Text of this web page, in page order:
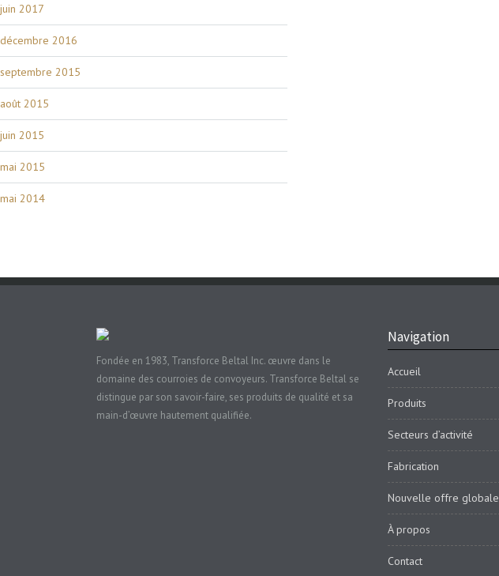
juin 2017
décembre 2016
septembre 2015
août 2015
juin 2015
mai 2015
mai 2014
Fondée en 1983, Transforce Beltal Inc. œuvre dans le
domaine des courroies de convoyeurs. Transforce Beltal se
distingue par son savoir-faire, ses produits de qualité et sa
main-d’œuvre hautement qualifiée.
Navigation
Accueil
Produits
Secteurs d’activité
Fabrication
Nouvelle offre globale
À propos
Contact